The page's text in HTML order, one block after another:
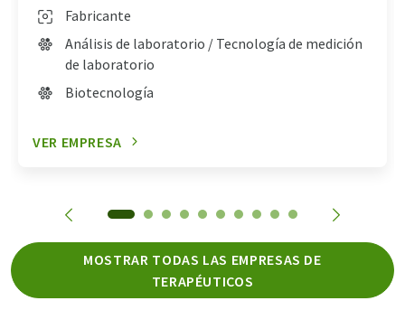
Fabricante
Análisis de laboratorio / Tecnología de medición
de laboratorio
Biotecnología
VER EMPRESA
MOSTRAR TODAS LAS EMPRESAS DE
TERAPÉUTICOS